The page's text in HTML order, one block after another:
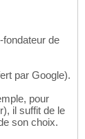
de
par Google).
pour
il suffit de le
son choix.